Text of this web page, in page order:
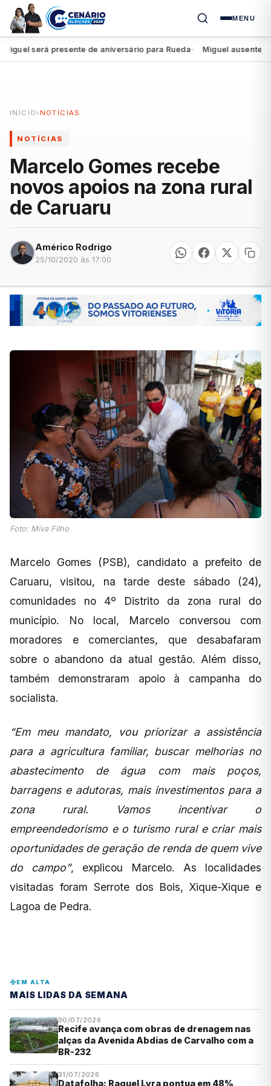
MENU
será presente de aniversário para Rueda● Miguel ausente do
INÍCIO › NOTÍCIAS
NOTÍCIAS
Marcelo Gomes recebe
novos apoios na zona rural
de Caruaru
Américo Rodrigo
25/10/2020 às 17:00
Foto: Miva Filho
Marcelo Gomes (PSB), candidato a prefeito de
Caruaru, visitou, na tarde deste sábado (24),
comunidades no 4º Distrito da zona rural do
município. No local, Marcelo conversou com
moradores e comerciantes, que desabafaram
sobre o abandono da atual gestão. Além disso,
também demonstraram apoio à campanha do
socialista.
“Em meu mandato, vou priorizar a assistência
para a agricultura familiar, buscar melhorias no
abastecimento de água com mais poços,
barragens e adutoras, mais investimentos para a
zona rural. Vamos incentivar o
empreendedorismo e o turismo rural e criar mais
oportunidades de geração de renda de quem vive
do campo”, explicou Marcelo. As localidades
visitadas foram Serrote dos Bois, Xique-Xique e
Lagoa de Pedra.
EM ALTA
MAIS LIDAS DA SEMANA
30/07/2026
Recife avança com obras de drenagem nas
alças da Avenida Abdias de Carvalho com a
BR-232
31/07/2026
Datafolha: Raquel Lyra pontua em 48%